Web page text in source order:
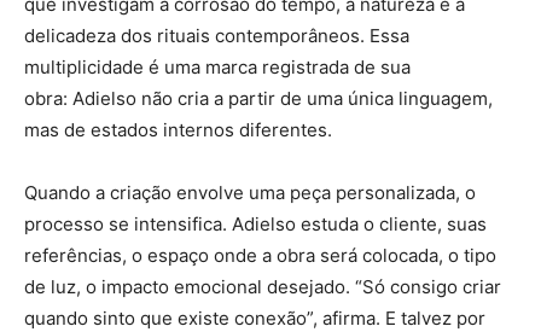
que investigam a corrosão do tempo, a natureza e a
delicadeza dos rituais contemporâneos. Essa
multiplicidade é uma marca registrada de sua
obra: Adielso não cria a partir de uma única linguagem,
mas de estados internos diferentes.
Quando a criação envolve uma peça personalizada, o
processo se intensifica. Adielso estuda o cliente, suas
referências, o espaço onde a obra será colocada, o tipo
de luz, o impacto emocional desejado. “Só consigo criar
quando sinto que existe conexão”, afirma. E talvez por